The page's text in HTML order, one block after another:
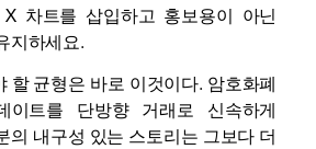
차트를 삽입하고 홍보용이 아닌
지하세요.
할 균형은 바로 이것이다. 암호화폐
이트를 단방향 거래로 신속하게
의 내구성 있는 스토리는 그보다 더